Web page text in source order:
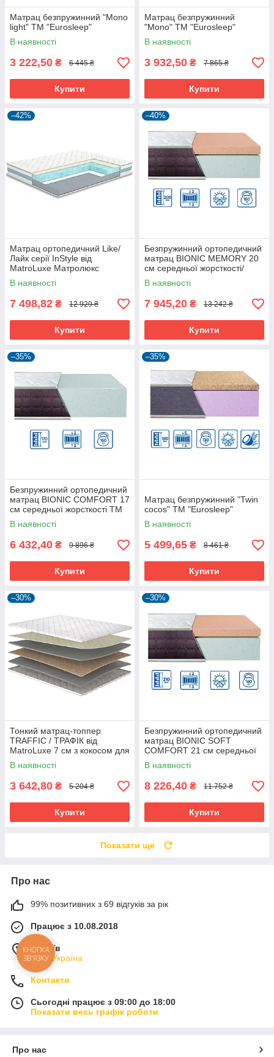
Матрац безпружинний "Mono
light" ТМ "Eurosleep"
В наявності
3 222,50 ₴ 6 445 ₴
Купити
Матрац безпружинний
"Mono" ТМ "Eurosleep"
В наявності
3 932,50 ₴ 7 865 ₴
Купити
–42%
Матрац ортопедичний Like/
Лайк серії InStyle від
MatroLuxe Матролюкс
В наявності
7 498,82 ₴ 12 929 ₴
Купити
–40%
Безпружинний ортопедичний
матрац BIONIC MEMORY 20
см середньої жорсткості/
м'який ТМ "Eurosleep"
В наявності
7 945,20 ₴ 13 242 ₴
Купити
–35%
Безпружинний ортопедичний
матрац BIONIC COMFORT 17
см середньої жорсткості ТМ
"Eurosleep"
В наявності
6 432,40 ₴ 9 896 ₴
Купити
–35%
Матрац безпружинний "Twin
cocos" ТМ "Eurosleep"
В наявності
5 499,65 ₴ 8 461 ₴
Купити
–30%
Тонкий матрац-топпер
TRAFFIC / ТРАФІК від
MatroLuxe 7 см з кокосом для
вирівнювання спального
місця
В наявності
3 642,80 ₴ 5 204 ₴
Купити
–30%
Безпружинний ортопедичний
матрац BIONIC SOFT
COMFORT 21 см середньої
жорсткості/м'який ТМ
"Eurosleep"
В наявності
8 226,40 ₴ 11 752 ₴
Купити
Показати ще
Про нас
99% позитивних з 69 відгуків за рік
Працює з 10.08.2018
м. Київ
Київ, Україна
Контакти
Сьогодні працює з 09:00 до 18:00
Показати весь графік роботи
Про нас
КНОПКА
ЗВ'ЯЗКУ